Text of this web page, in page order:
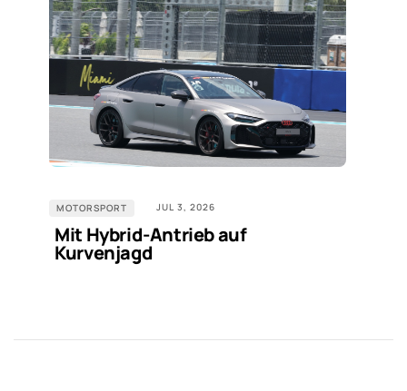
MOTORSPORT JUL 3, 2026
Mit Hybrid-Antrieb auf
Kurvenjagd